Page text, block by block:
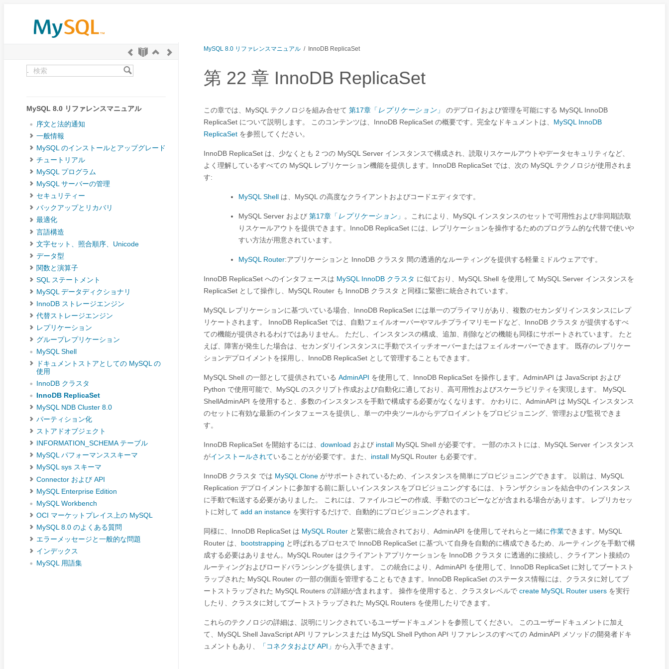
MySQL 8.0 リファレンスマニュアル
序文と法的通知
一般情報
MySQL のインストールとアップグレード
チュートリアル
MySQL プログラム
MySQL サーバーの管理
セキュリティー
バックアップとリカバリ
最適化
言語構造
文字セット、照合順序、Unicode
データ型
関数と演算子
SQL ステートメント
MySQL データディクショナリ
InnoDB ストレージエンジン
代替ストレージエンジン
レプリケーション
グループレプリケーション
MySQL Shell
ドキュメントストアとしての MySQL の
使用
InnoDB クラスタ
InnoDB ReplicaSet
MySQL NDB Cluster 8.0
パーティション化
ストアドオブジェクト
INFORMATION_SCHEMA テーブル
MySQL パフォーマンススキーマ
MySQL sys スキーマ
Connector および API
MySQL Enterprise Edition
MySQL Workbench
OCI マーケットプレイス上の MySQL
MySQL 8.0 のよくある質問
エラーメッセージと一般的な問題
インデックス
MySQL 用語集
MySQL 8.0 リファレンスマニュアル / InnoDB ReplicaSet
第 22 章 InnoDB ReplicaSet
この章では、MySQL テクノロジを組み合せて 第17章「 レプリケーション 」
のデプロイおよび管理を可能にする MySQL InnoDB
ReplicaSet について説明します。 このコンテンツは、InnoDB ReplicaSet の概要です。完全なドキュメントは、 MySQL InnoDB
ReplicaSet を参照してください。
InnoDB ReplicaSet は、少なくとも 2 つの MySQL Server インスタンスで構成され、読取りスケールアウトやデータセキュリティなど、
よく理解しているすべての MySQL レプリケーション機能を提供します。InnoDB ReplicaSet では、次の MySQL テクノロジが使用されま
す:
MySQL Shell は、MySQL の高度なクライアントおよびコードエディタです。
MySQL Server および 第17章「 レプリケーション 」
。これにより、MySQL インスタンスのセットで可用性および非同期読取
りスケールアウトを提供できます。InnoDB ReplicaSet には、レプリケーションを操作するためのプログラム的な代替で使いや
すい方法が用意されています。
MySQL Router:アプリケーションと InnoDB クラスタ 間の透過的なルーティングを提供する軽量ミドルウェアです。
InnoDB ReplicaSet へのインタフェースは MySQL InnoDB クラスタ に似ており、MySQL Shell を使用して MySQL Server インスタンスを
ReplicaSet として操作し、MySQL Router も InnoDB クラスタ と同様に緊密に統合されています。
MySQL レプリケーションに基づいている場合、InnoDB ReplicaSet には単一のプライマリがあり、複数のセカンダリインスタンスにレプ
リケートされます。 InnoDB ReplicaSet では、自動フェイルオーバーやマルチプライマリモードなど、InnoDB クラスタ が提供するすべ
ての機能が提供されるわけではありません。 ただし、インスタンスの構成、追加、削除などの機能も同様にサポートされています。 たと
えば、障害が発生した場合は、セカンダリインスタンスに手動でスイッチオーバーまたはフェイルオーバーできます。 既存のレプリケー
ションデプロイメントを採用し、InnoDB ReplicaSet として管理することもできます。
MySQL Shell の一部として提供されている AdminAPI を使用して、InnoDB ReplicaSet を操作します。AdminAPI は JavaScript および
Python で使用可能で、MySQL のスクリプト作成および自動化に適しており、高可用性およびスケーラビリティを実現します。 MySQL
ShellAdminAPI を使用すると、多数のインスタンスを手動で構成する必要がなくなります。 かわりに、AdminAPI は MySQL インスタンス
のセットに有効な最新のインタフェースを提供し、単一の中央ツールからデプロイメントをプロビジョニング、管理および監視できま
す。
InnoDB ReplicaSet を開始するには、 download および install MySQL Shell が必要です。 一部のホストには、MySQL Server インスタンス
がインストールされていることがが必要です。また、 install MySQL Router も必要です。
InnoDB クラスタ では MySQL Clone がサポートされているため、インスタンスを簡単にプロビジョニングできます。 以前は、MySQL
Replication デプロイメントに参加する前に新しいインスタンスをプロビジョニングするには、トランザクションを結合中のインスタンス
に手動で転送する必要がありました。 これには、ファイルコピーの作成、手動でのコピーなどが含まれる場合があります。 レプリカセッ
トに対して add an instance を実行するだけで、自動的にプロビジョニングされます。
同様に、InnoDB ReplicaSet は MySQL Router と緊密に統合されており、AdminAPI を使用してそれらと一緒に作業できます。MySQL
Router は、 bootstrapping と呼ばれるプロセスで InnoDB ReplicaSet に基づいて自身を自動的に構成できるため、ルーティングを手動で構
成する必要はありません。MySQL Router はクライアントアプリケーションを InnoDB クラスタ に透過的に接続し、クライアント接続の
ルーティングおよびロードバランシングを提供します。 この統合により、AdminAPI を使用して、InnoDB ReplicaSet に対してブートスト
ラップされた MySQL Router の一部の側面を管理することもできます。InnoDB ReplicaSet のステータス情報には、クラスタに対してブ
ートストラップされた MySQL Routers の詳細が含まれます。 操作を使用すると、クラスタレベルで create MySQL Router users を実行
したり、クラスタに対してブートストラップされた MySQL Routers を使用したりできます。
これらのテクノロジの詳細は、説明にリンクされているユーザードキュメントを参照してください。 このユーザードキュメントに加え
て、MySQL Shell JavaScript API リファレンスまたは MySQL Shell Python API リファレンスのすべての AdminAPI メソッドの開発者ドキ
ュメントもあり、
「コネクタおよび API」 から入手できます。